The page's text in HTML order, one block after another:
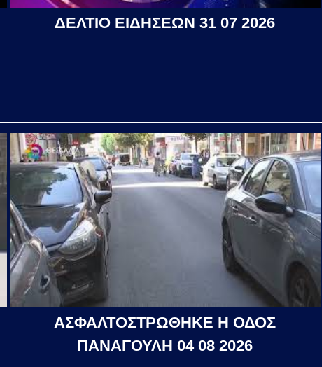
ΔΕΛΤΙΟ ΕΙΔΗΣΕΩΝ 31 07 2026
ΑΣΦΑΛΤΟΣΤΡΩΘΗΚΕ Η ΟΔΟΣ
ΠΑΝΑΓΟΥΛΗ 04 08 2026